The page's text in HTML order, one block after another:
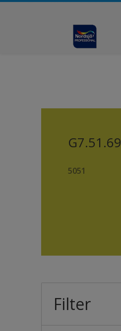
G7.51.69
5051
Filter